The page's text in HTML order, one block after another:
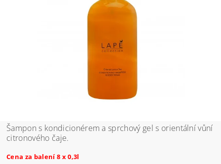
Šampon s kondicionérem a sprchový gel s orientální vůní
citronového čaje.
Cena za balení 8 x 0,3l